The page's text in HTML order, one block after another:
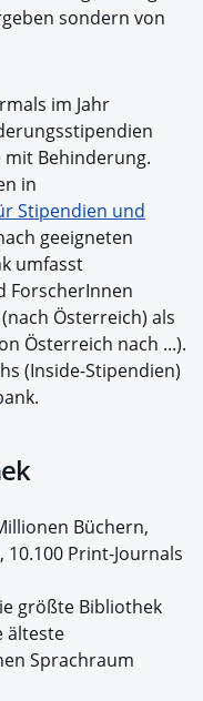
sondern von
im Jahr
Behinderung.
in
Stipendien und
geeigneten
umfasst
ForscherInnen
Österreich) als
Österreich nach ...).
(Inside-Stipendien)
Büchern,
10.100 Print-Journals
größte Bibliothek
älteste
Sprachraum